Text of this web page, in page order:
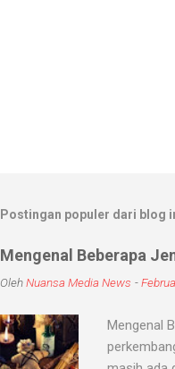
Postingan populer dari blog
Mengenal Beberapa
OlehNuansa Media News -
Mengenal